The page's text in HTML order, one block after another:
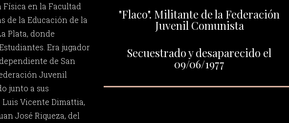
en la Facultad
de la Educación de la
Plata, donde
Era jugador
de San
Juvenil
junto a sus
Vicente Dimattia,
José Riqueza, del
"Flaco". Militante de la Federación
Juvenil Comunista
Secuestrado y desaparecido el
09/06/1977